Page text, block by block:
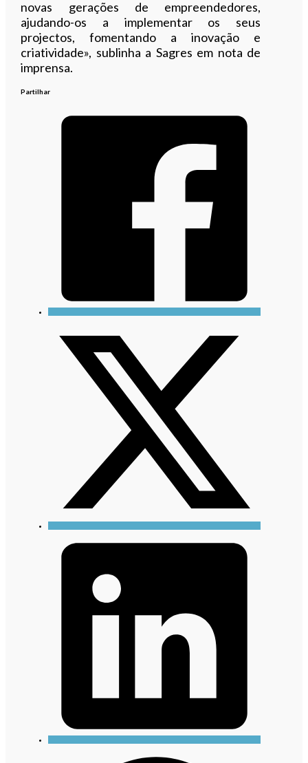
novas gerações de empreendedores,
ajudando-os a implementar os seus
projectos, fomentando a inovação e
criatividade», sublinha a Sagres em nota de
imprensa.
Partilhar